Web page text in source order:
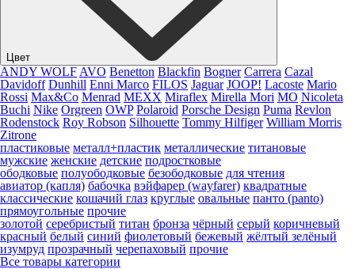
Цвет
ANDY WOLF AVO Benetton Blackfin Bogner Carrera Cazal
Davidoff Dunhill Enni Marco FILOS Jaguar JOOP! Lacoste Mario
Rossi Max&Co Menrad MEXX Miraflex Mirella Mori MO Nicoleta
Buchi Nike Orgreen OWP Polaroid Porsche Design Puma Revlon
Rodenstock Roy Robson Silhouette Tommy Hilfiger William Morris
Zitrone
пластиковые металл+пластик металлические титановые
мужские женские детские подростковые
ободковые полуободковые безободковые для чтения
авиатор (капля) бабочка вэйфарер (wayfarer) квадратные
классические кошачий глаз круглые овальные панто (panto)
прямоугольные прочие
золотой серебристый титан бронза чёрный серый коричневый
красный белый синий фиолетовый бежевый жёлтый зелёный
изумруд прозрачный черепаховый прочие
Все товары категории